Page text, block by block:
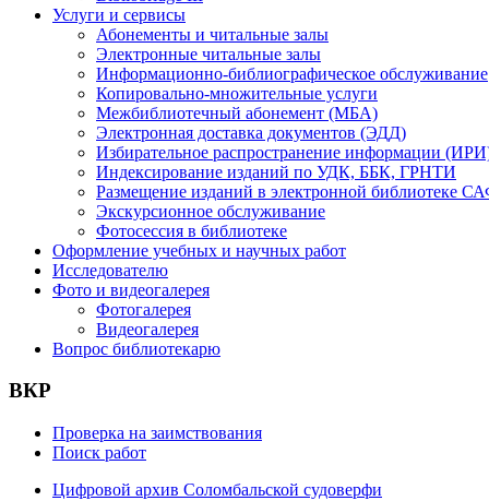
Услуги и сервисы
Абонементы и читальные залы
Электронные читальные залы
Информационно-библиографическое обслуживание
Копировально-множительные услуги
Межбиблиотечный абонемент (МБА)
Электронная доставка документов (ЭДД)
Избирательное распространение информации
Индексирование изданий по УДК, ББК, ГРНТИ
Размещение изданий в электронной библиотеке
Экскурсионное обслуживание
Фотосессия в библиотеке
Оформление учебных и научных работ
Исследователю
Фото и видеогалерея
Фотогалерея
Видеогалерея
Вопрос библиотекарю
ВКР
Проверка на заимствования
Поиск работ
Цифровой архив Соломбальской судоверфи